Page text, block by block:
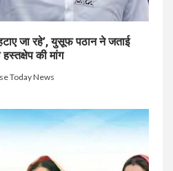
जा रहे’, युसूफ पठान ने जताई
की मांग
Today News